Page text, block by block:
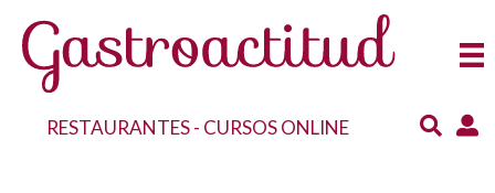
RESTAURANTES- CURSOS ONLINE